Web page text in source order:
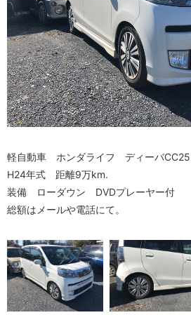
軽自動車 ホンダライフ ディーバCC25
H24年式 距離9万km.
装備 ローダウン DVDプレーヤー付
総額はメールや電話にて。